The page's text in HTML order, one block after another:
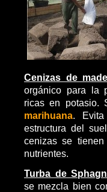
Cenizas de
orgánico para la
ricas en potasio.
marihuana. Evita
estructura del
cenizas se
nutrientes.
Turba de
se mezcla bien